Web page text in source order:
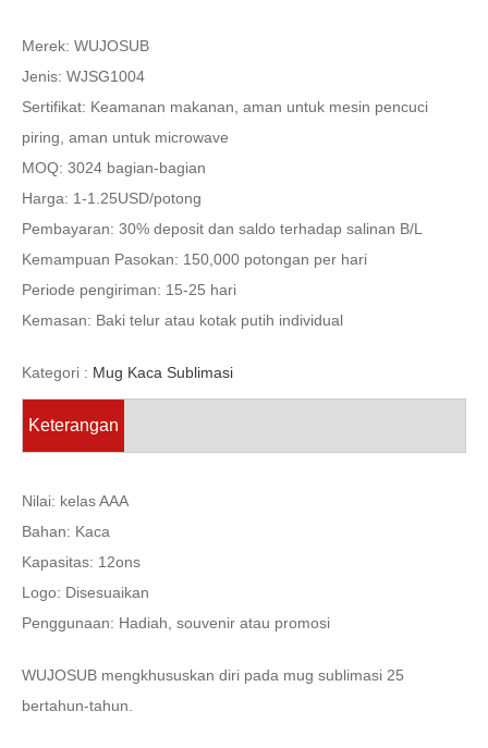
Merek: WUJOSUB
Jenis: WJSG1004
Sertifikat: Keamanan makanan, aman untuk mesin pencuci
piring, aman untuk microwave
MOQ: 3024 bagian-bagian
Harga: 1-1.25USD/potong
Pembayaran: 30% deposit dan saldo terhadap salinan B/L
Kemampuan Pasokan: 150,000 potongan per hari
Periode pengiriman: 15-25 hari
Kemasan: Baki telur atau kotak putih individual
Kategori : Mug Kaca Sublimasi
Keterangan
Nilai: kelas AAA
Bahan: Kaca
Kapasitas: 12ons
Logo: Disesuaikan
Penggunaan: Hadiah, souvenir atau promosi
WUJOSUB mengkhususkan diri pada mug sublimasi 25
bertahun-tahun.